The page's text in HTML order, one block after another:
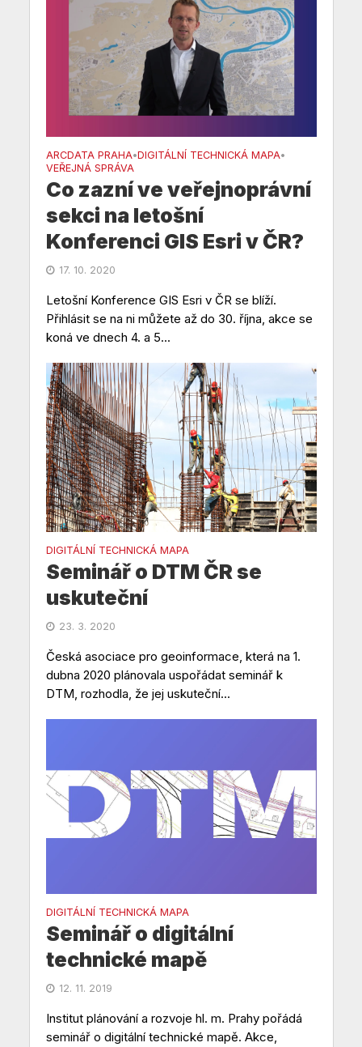
ARCDATA PRAHA•DIGITÁLNÍ TECHNICKÁ MAPA•
VEŘEJNÁ SPRÁVA
Co zazní ve veřejnoprávní
sekci na letošní
Konferenci GIS Esri v ČR?
17. 10. 2020
Letošní Konference GIS Esri v ČR se blíží.
Přihlásit se na ni můžete až do 30. října, akce se
koná ve dnech 4. a 5...
DIGITÁLNÍ TECHNICKÁ MAPA
Seminář o DTM ČR se
uskuteční
23. 3. 2020
Česká asociace pro geoinformace, která na 1.
dubna 2020 plánovala uspořádat seminář k
DTM, rozhodla, že jej uskuteční...
DIGITÁLNÍ TECHNICKÁ MAPA
Seminář o digitální
technické mapě
12. 11. 2019
Institut plánování a rozvoje hl. m. Prahy pořádá
seminář o digitální technické mapě. Akce,